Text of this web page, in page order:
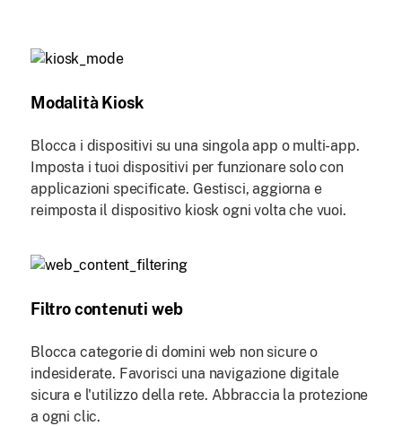
Modalità Kiosk
Blocca i dispositivi su una singola app o multi-app.
Imposta i tuoi dispositivi per funzionare solo con
applicazioni specificate. Gestisci, aggiorna e
reimposta il dispositivo kiosk ogni volta che vuoi.
Filtro contenuti web
Blocca categorie di domini web non sicure o
indesiderate. Favorisci una navigazione digitale
sicura e l'utilizzo della rete. Abbraccia la protezione
a ogni clic.